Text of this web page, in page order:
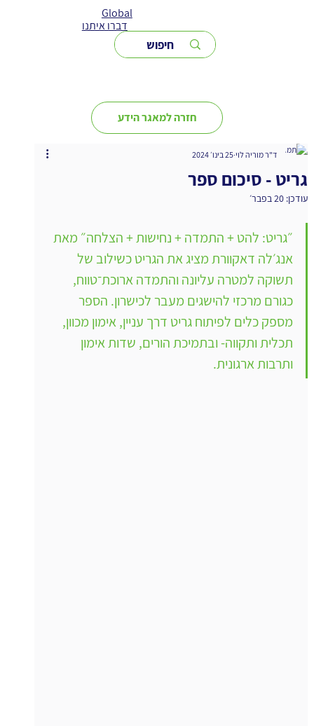
Global
דברו איתנו
חזרה למאגר הידע
גריט - סיכום ספר
ד"ר מוריה לוי 25 בינו׳ 2024
עודכן: 20 בפבר׳
״גריט: להט + התמדה + נחישות + הצלחה״ מאת
אנג׳לה דאקוורת מציג את הגריט כשילוב של
תשוקה למטרה עליונה והתמדה ארוכת־טווח,
כגורם מרכזי להישגים מעבר לכישרון. הספר
מספק כלים לפיתוח גריט דרך עניין, אימון מכוון,
תכלית ותקווה- ובתמיכת הורים, שדות אימון
ותרבות ארגונית.